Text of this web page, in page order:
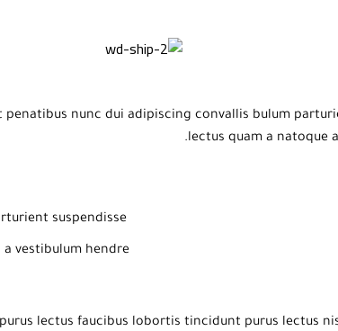
nunc dui adipiscing convallis bulum
lectus quam a natoque
suspendisse.
vestibulum hendre.
lectus faucibus lobortis tincidunt purus lectus